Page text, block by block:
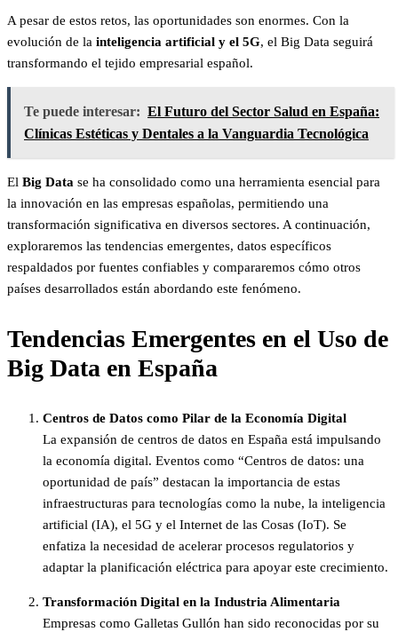
A pesar de estos retos, las oportunidades son enormes. Con la
evolución de la inteligencia artificial y el 5G, el Big Data seguirá
transformando el tejido empresarial español.
Te puede interesar: El Futuro del Sector Salud en España:
Clínicas Estéticas y Dentales a la Vanguardia Tecnológica
El Big Data se ha consolidado como una herramienta esencial para
la innovación en las empresas españolas, permitiendo una
transformación significativa en diversos sectores. A continuación,
exploraremos las tendencias emergentes, datos específicos
respaldados por fuentes confiables y compararemos cómo otros
países desarrollados están abordando este fenómeno.​
Tendencias Emergentes en el Uso de
Big Data en España
Centros de Datos como Pilar de la Economía Digital
La expansión de centros de datos en España está impulsando
la economía digital. Eventos como “Centros de datos: una
oportunidad de país” destacan la importancia de estas
infraestructuras para tecnologías como la nube, la inteligencia
artificial (IA), el 5G y el Internet de las Cosas (IoT). Se
enfatiza la necesidad de acelerar procesos regulatorios y
adaptar la planificación eléctrica para apoyar este crecimiento.
Transformación Digital en la Industria Alimentaria
Empresas como Galletas Gullón han sido reconocidas por su